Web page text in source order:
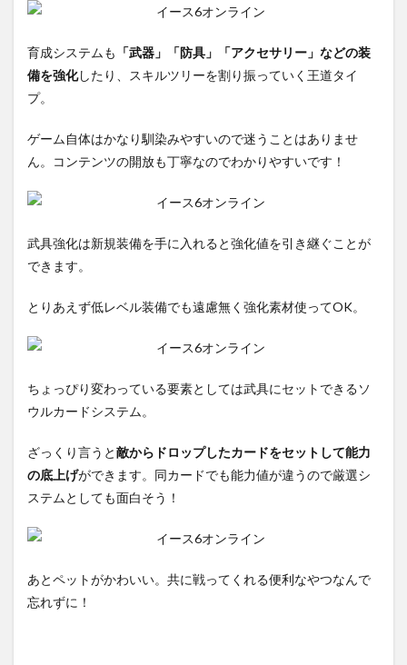
育成システムも 「武器」「防具」「アクセサリー」などの装
備を強化したり、スキルツリーを割り振っていく王道タイ
プ。
ゲーム自体はかなり馴染みやすいので迷うことはありませ
ん。コンテンツの開放も丁寧なのでわかりやすいです！
武具強化は新規装備を手に入れると強化値を引き継ぐことが
できます。
とりあえず低レベル装備でも遠慮無く強化素材使ってOK。
ちょっぴり変わっている要素としては武具にセットできるソ
ウルカードシステム。
ざっくり言うと敵からドロップしたカードをセットして能力
の底上げができます。同カードでも能力値が違うので厳選シ
ステムとしても面白そう！
あとペットがかわいい。共に戦ってくれる便利なやつなんで
忘れずに！